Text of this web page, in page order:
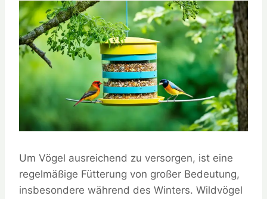
Um Vögel ausreichend zu versorgen, ist eine
regelmäßige Fütterung von großer Bedeutung,
insbesondere während des Winters. Wildvögel